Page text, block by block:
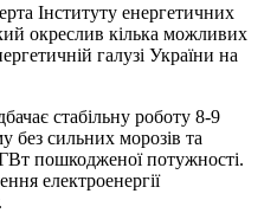
Інституту енергетичних
окреслив кілька можливих
галузі України на
стабільну роботу 8-9
без сильних морозів та
пошкодженої потужності.
електроенергії